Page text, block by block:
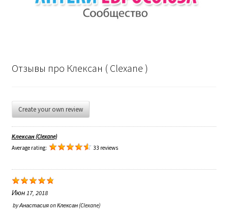
Отзывы про Клексан ( Clexane )
Create your own review
Клексан (Clexane)
Average rating:
33 reviews
Июн 17, 2018
byАнастасияonКлексан (Clexane)